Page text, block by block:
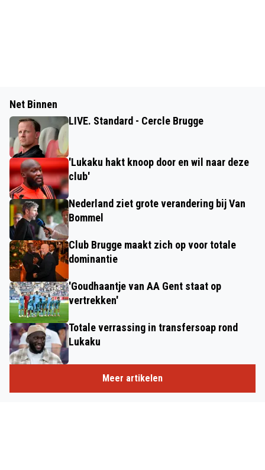
Net Binnen
LIVE. Standard - Cercle Brugge
'Lukaku hakt knoop door en wil naar deze
club'
Nederland ziet grote verandering bij Van
Bommel
Club Brugge maakt zich op voor totale
dominantie
'Goudhaantje van AA Gent staat op
vertrekken'
Totale verrassing in transfersoap rond
Lukaku
Meer artikelen